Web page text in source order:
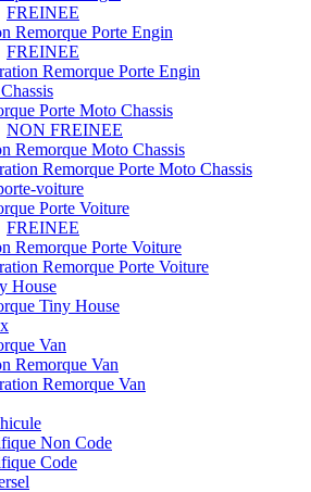
FREINEE
Remorque Porte Engin
FREINEE
Remorque Porte Engin
Porte Moto Chassis
NON FREINEE
Remorque Moto Chassis
Remorque Porte Moto Chassis
voiture
Porte Voiture
FREINEE
Remorque Porte Voiture
Remorque Porte Voiture
House
Tiny House
Van
Remorque Van
Remorque Van
Non Code
Code